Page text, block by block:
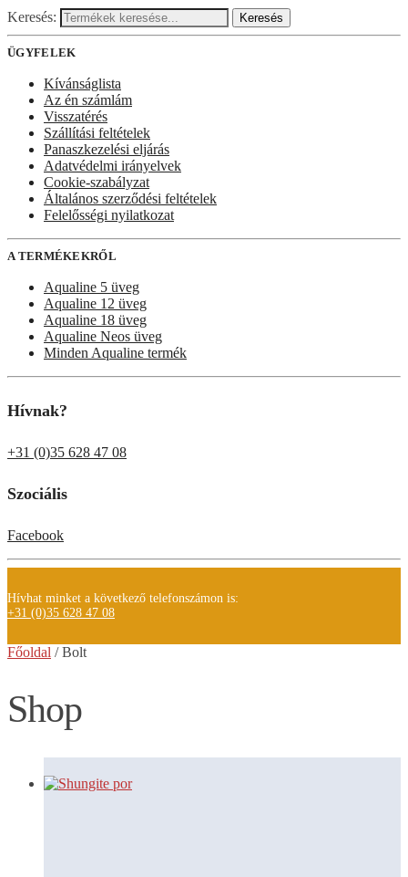
Keresés: Keresés
ÜGYFELEK
Kívánságlista
Az én számlám
Visszatérés
Szállítási feltételek
Panaszkezelési eljárás
Adatvédelmi irányelvek
Cookie-szabályzat
Általános szerződési feltételek
Felelősségi nyilatkozat
A TERMÉKEKRŐL
Aqualine 5 üveg
Aqualine 12 üveg
Aqualine 18 üveg
Aqualine Neos üveg
Minden Aqualine termék
Hívnak?
+31 (0)35 628 47 08
Szociális
Facebook
Hívhat minket a következő telefonszámon is:
+31 (0)35 628 47 08
Főoldal /Bolt
Shop